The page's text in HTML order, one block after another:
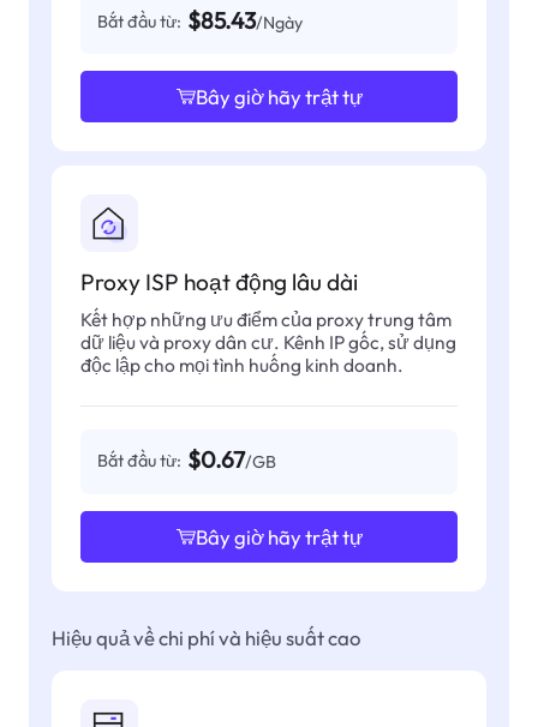
Bắt đầu từ: $85.43/Ngày
Bây giờ hãy trật tự
Proxy ISP hoạt động lâu dài
Kết hợp những ưu điểm của proxy trung tâm
dữ liệu và proxy dân cư. Kênh IP gốc, sử dụng
độc lập cho mọi tình huống kinh doanh.
Bắt đầu từ: $0.67/GB
Bây giờ hãy trật tự
Hiệu quả về chi phí và hiệu suất cao